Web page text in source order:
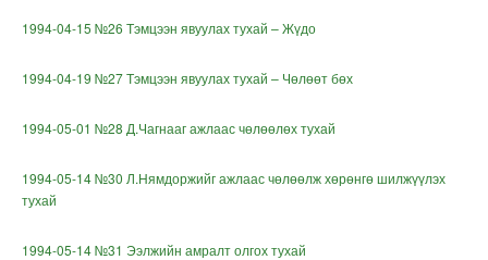
1994-04-15 №26 Тэмцээн явуулах тухай – Жүдо
1994-04-19 №27 Тэмцээн явуулах тухай – Чөлөөт бөх
1994-05-01 №28 Д.Чагнааг ажлаас чөлөөлөх тухай
1994-05-14 №30 Л.Нямдоржийг ажлаас чөлөөлж хөрөнгө шилжүүлэх
тухай
1994-05-14 №31 Ээлжийн амралт олгох тухай